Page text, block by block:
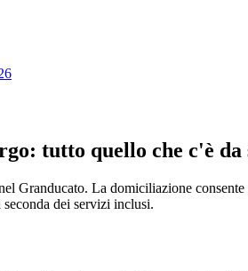
tutto quello che c'è da
Granducato. La domiciliazione
seconda dei servizi inclusi.